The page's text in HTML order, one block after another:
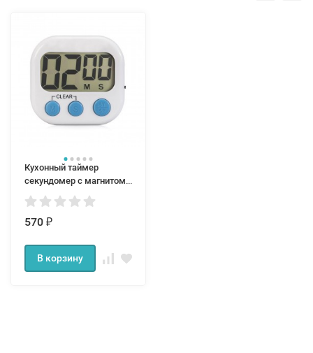
Кухонный таймер
секундомер с магнитом
на холодильник
570 ₽
В корзину